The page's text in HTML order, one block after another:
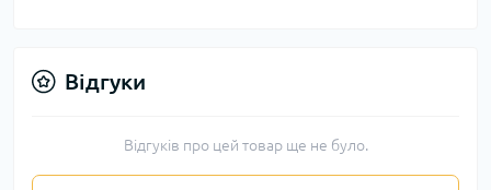
Відгуки
Відгуків про цей товар ще не було.